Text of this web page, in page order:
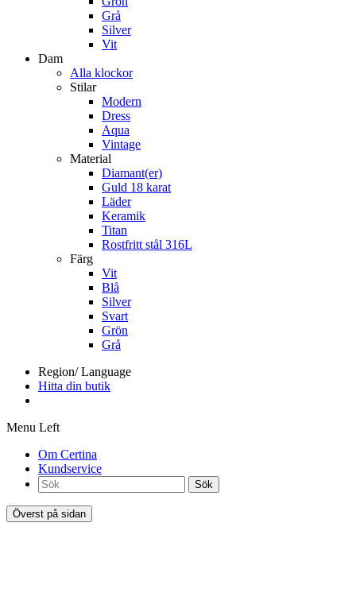
Grå
Silver
Vit
Dam
Alla klockor
Stilar
Modern
Dress
Aqua
Vintage
Material
Diamant(er)
Guld 18 karat
Läder
Keramik
Titan
Rostfritt stål 316L
Färg
Vit
Blå
Silver
Svart
Grön
Grå
Region/ Language
Hitta din butik
Menu Left
Om Certina
Kundservice
Sök
Överst på sidan